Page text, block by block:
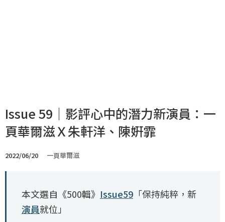
Issue 59｜影評心中的潛力新演員：一
頁華爾滋Ｘ朱軒洋、陳姸霏
2022/06/20 一頁華爾滋
本文選自《500輯》 Issue59「保持純粹，新
演員就位」